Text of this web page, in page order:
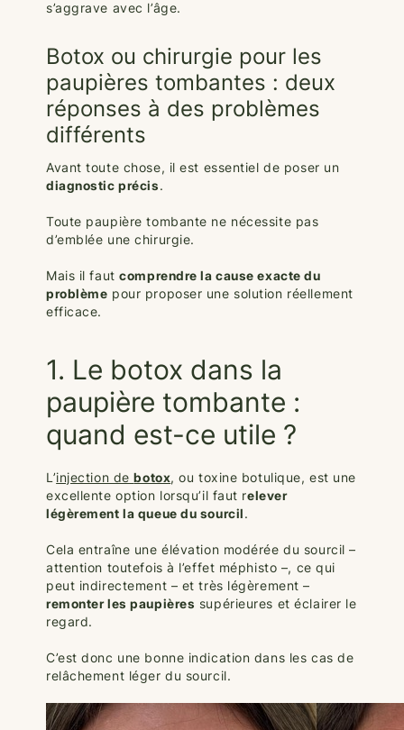
s’aggrave avec l’âge.
Botox ou chirurgie pour les
paupières tombantes : deux
réponses à des problèmes
différents
Avant toute chose, il est essentiel de poser un
diagnostic précis.
Toute paupière tombante ne nécessite pas
d’emblée une chirurgie.
Mais il fautcomprendre la cause exacte du
problème pour proposer une solution réellement
efficace.
1. Le botox dans la
paupière tombante :
quand est-ce utile ?
L’injection debotox, ou toxine botulique, est une
excellente option lorsqu’il faut relever
légèrement la queue du sourcil.
Cela entraîne une élévation modérée du sourcil –
attention toutefois à l’effet méphisto –, ce qui
peut indirectement – et très légèrement –
remonter les paupières supérieures et éclairer le
regard.
C’est donc une bonne indication dans les cas de
relâchement léger du sourcil.